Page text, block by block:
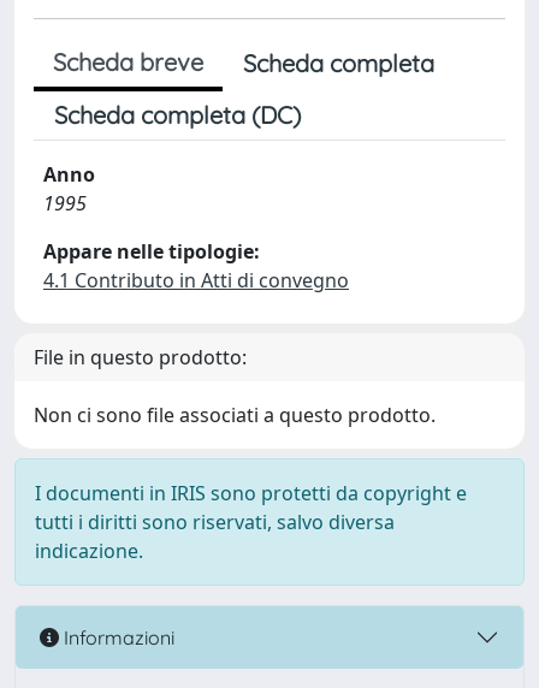
Scheda breve
Scheda completa
Scheda completa (DC)
Anno
1995
Appare nelle tipologie:
4.1 Contributo in Atti di convegno
File in questo prodotto:
Non ci sono file associati a questo prodotto.
I documenti in IRIS sono protetti da copyright e
tutti i diritti sono riservati, salvo diversa
indicazione.
Informazioni